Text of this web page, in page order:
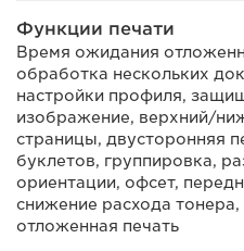
Функции печати
Время ожидания
обработка нескольких
настройки профиля,
изображение, верхний/
страницы, двусторонняя
буклетов, группировка,
ориентации, офсет,
снижение расхода тонера,
отложенная печать